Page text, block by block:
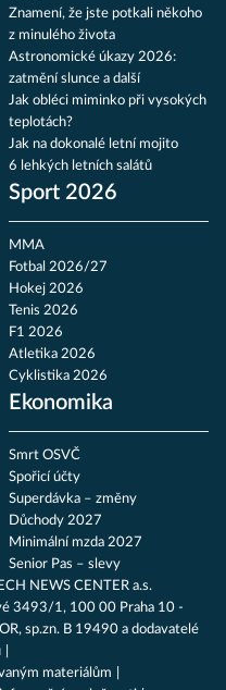
Znamení, že jste potkali někoho
z minulého života
Astronomické úkazy 2026:
zatmění slunce a další
Jak obléci miminko při vysokých
teplotách?
Jak na dokonalé letní mojito
6 lehkých letních salátů
Sport 2026
MMA
Fotbal 2026/27
Hokej 2026
Tenis 2026
F1 2026
Atletika 2026
Cyklistika 2026
Ekonomika
Smrt OSVČ
Spořicí účty
Superdávka – změny
Důchody 2027
Minimální mzda 2027
Senior Pas – slevy
NEWS CENTER a.s.
3493/1, 100 00 Praha 10 -
sp.zn. B 19490 a dodavatelé
materiálům